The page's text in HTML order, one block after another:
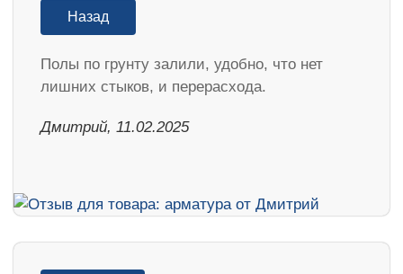
Назад
Полы по грунту залили, удобно, что нет
лишних стыков, и перерасхода.
Дмитрий, 11.02.2025